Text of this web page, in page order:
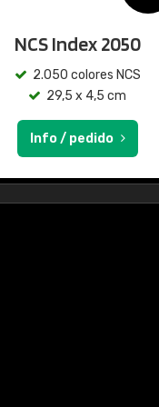
NCS Index 2050
2.050 colores NCS
29,5 x 4,5 cm
Info / pedido